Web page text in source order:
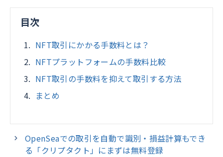
目次
NFT取引にかかる手数料とは？
NFTプラットフォームの手数料比較
NFT取引の手数料を抑えて取引する方法
まとめ
OpenSeaでの取引を自動で識別・損益計算もでき
る「クリプタクト」にまずは無料登録